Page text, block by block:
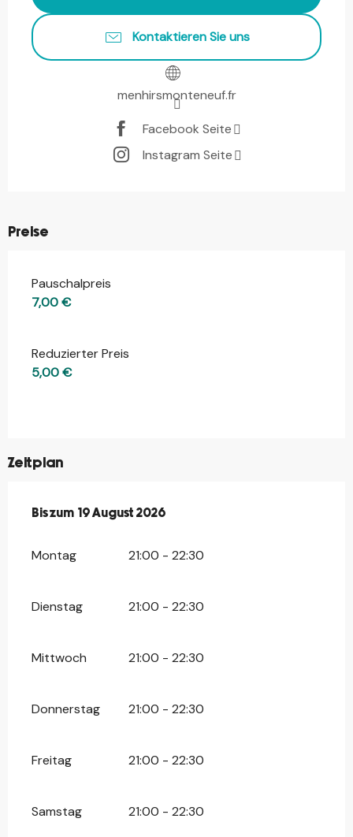
Kontaktieren Sie uns
menhirsmonteneuf.fr
Facebook Seite
Instagram Seite
Preise
Pauschalpreis
7,00 €
Reduzierter Preis
5,00 €
Zeitplan
vom15 Juli 2026bis zum
Bis zum 19 August 2026
Montag 21:00 - 22:30
Dienstag 21:00 - 22:30
Mittwoch 21:00 - 22:30
Donnerstag 21:00 - 22:30
Freitag 21:00 - 22:30
Samstag 21:00 - 22:30